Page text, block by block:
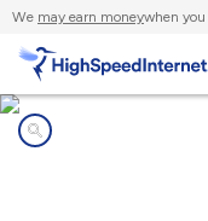
We may earn moneywhen